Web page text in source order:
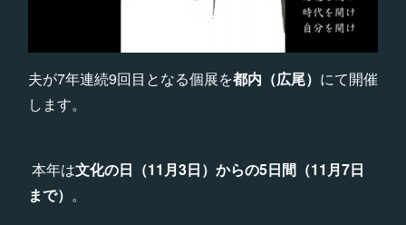
夫が7年連続9回目となる個展を都内（広尾） にて開催
します。
本年は文化の日（11月3日）からの5日間（11月7日
まで） 。